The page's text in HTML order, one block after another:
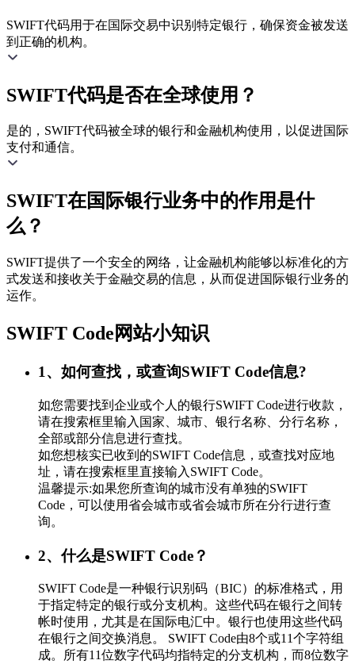
SWIFT代码用于在国际交易中识别特定银行，确保资金被发送
到正确的机构。
SWIFT代码是否在全球使用？
是的，SWIFT代码被全球的银行和金融机构使用，以促进国际
支付和通信。
SWIFT在国际银行业务中的作用是什
么？
SWIFT提供了一个安全的网络，让金融机构能够以标准化的方
式发送和接收关于金融交易的信息，从而促进国际银行业务的
运作。
SWIFT Code网站小知识
1、如何查找，或查询SWIFT Code信息?
如您需要找到企业或个人的银行SWIFT Code进行收款，
请在搜索框里输入国家、城市、银行名称、分行名称，
全部或部分信息进行查找。
如您想核实已收到的SWIFT Code信息，或查找对应地
址，请在搜索框里直接输入SWIFT Code。
温馨提示:如果您所查询的城市没有单独的SWIFT
Code，可以使用省会城市或省会城市所在分行进行查
询。
2、什么是SWIFT Code？
SWIFT Code是一种银行识别码（BIC）的标准格式，用
于指定特定的银行或分支机构。这些代码在银行之间转
帐时使用，尤其是在国际电汇中。银行也使用这些代码
在银行之间交换消息。 SWIFT Code由8个或11个字符组
成。所有11位数字代码均指特定的分支机构，而8位数字